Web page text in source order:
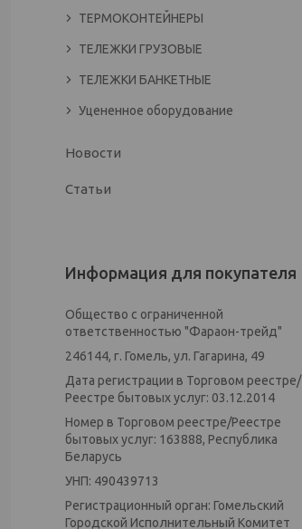
ТЕРМОКОНТЕЙНЕРЫ
ТЕЛЕЖКИ ГРУЗОВЫЕ
ТЕЛЕЖКИ БАНКЕТНЫЕ
Уцененное оборудование
Новости
Статьи
Информация для покупателя
Общество с ограниченной
ответственностью "Фараон-трейд"
246144, г. Гомель, ул. Гагарина, 49
Дата регистрации в Торговом реестре/
Реестре бытовых услуг: 03.12.2014
Номер в Торговом реестре/Реестре
бытовых услуг: 163888, Республика
Беларусь
УНП: 490439713
Регистрационный орган: Гомельский
Городской Исполнительный Комитет